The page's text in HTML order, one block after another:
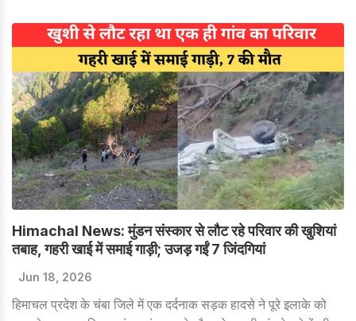
Himachal News: मुंडन संस्कार से लौट रहे परिवार की खुशियां
तबाह, गहरी खाई में समाई गाड़ी; उजड़ गईं 7 जिंदगियां
Jun 18, 2026
हिमाचल प्रदेश के चंबा जिले में एक दर्दनाक सड़क हादसे ने पूरे इलाके को